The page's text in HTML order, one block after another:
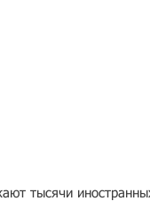
тысячи